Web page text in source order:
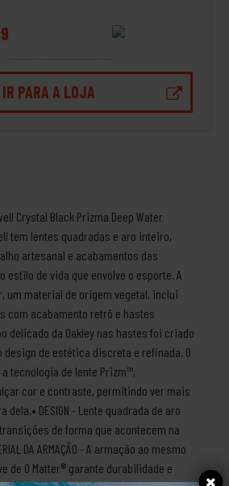
IR PARA A LOJA
Crystal Black Prizma Deep Water
tem lentes quadradas e aro inteiro,
artesanal e acabamentos das
estilo de vida que envolve o esporte. A
um material de origem vegetal, inclui
com acabamento retrô e hastes
delicado da Oakley nas hastes foi criado
design de estética discreta e refinada. O
tecnologia de lente Prizm™,
cor e contraste, permitindo ver mais
dela.• DESIGN - Lente quadrada de aro
de forma que acontecem na
DA ARMAÇÃO - A armação ao mesmo
de O Matter® garante durabilidade e